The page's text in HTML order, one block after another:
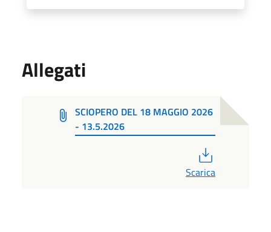
Allegati
SCIOPERO DEL 18 MAGGIO 2026
- 13.5.2026
Scarica